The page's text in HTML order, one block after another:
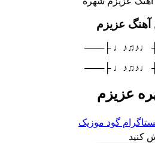
آهنگ عزیزم
────┤
────┤
عزیزم
گود موزیک
کنید